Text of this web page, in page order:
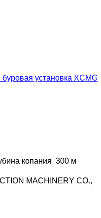
буровая установка XCMG
копания 300 м
MACHINERY CO.,